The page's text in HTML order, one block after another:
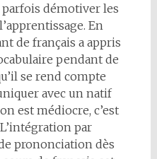
parfois démotiver les
En
de français a appris
pendant de
se rend compte
avec un natif
est médiocre, c’est
par
prononciation dès